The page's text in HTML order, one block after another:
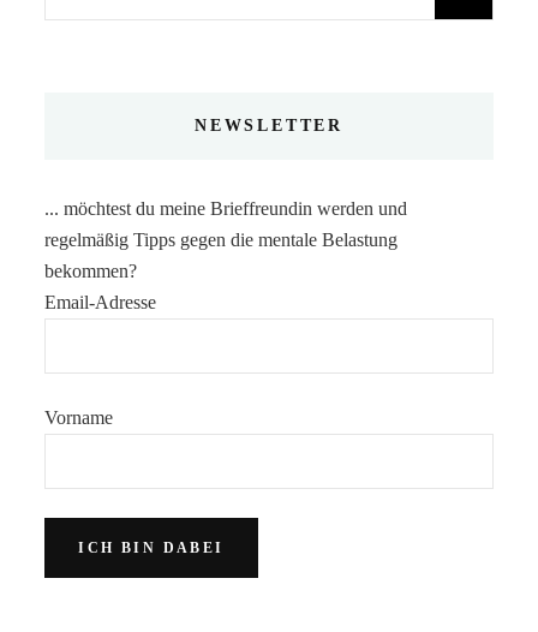
nach:
NEWSLETTER
... möchtest du meine Brieffreundin werden und
regelmäßig Tipps gegen die mentale Belastung
bekommen?
Email-Adresse
Vorname